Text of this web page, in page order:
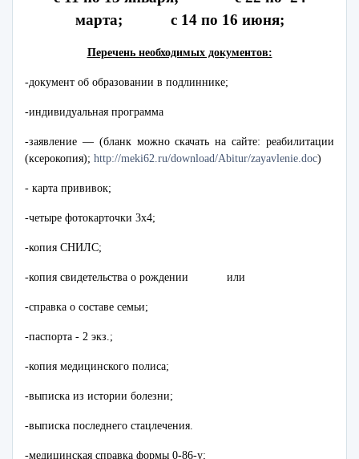
марта; с 14 по 16 июня;
Перечень необходимых документов:
-документ об образовании в подлиннике;
-индивидуальная программа
-заявление — (бланк можно скачать на сайте: реабилитации
(ксерокопия); http://meki62.ru/download/Abitur/zayavlenie.doc)
- карта прививок;
-четыре фотокарточки 3x4;
-копия СНИЛС;
-копия свидетельства о рождении или
-справка о составе семьи;
-паспорта - 2 экз.;
-копия медицинского полиса;
-выписка из истории болезни;
-выписка последнего стацлечения.
-медицинская справка формы 0-86-у;